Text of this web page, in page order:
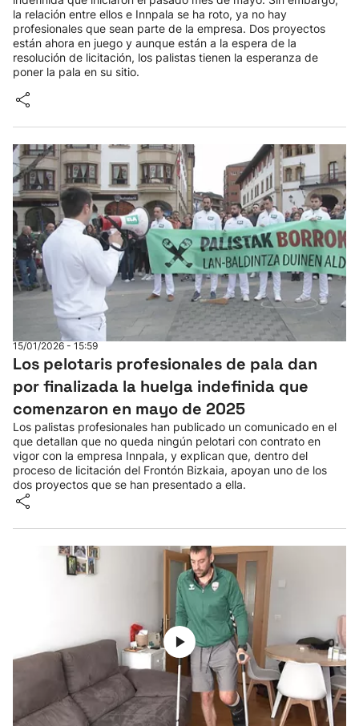
la relación entre ellos e Innpala se ha roto, ya no hay
profesionales que sean parte de la empresa. Dos proyectos
están ahora en juego y aunque están a la espera de la
resolución de licitación, los palistas tienen la esperanza de
poner la pala en su sitio.
15/01/2026 - 15:59
Los pelotaris profesionales de pala dan
por finalizada la huelga indefinida que
comenzaron en mayo de 2025
Los palistas profesionales han publicado un comunicado en el
que detallan que no queda ningún pelotari con contrato en
vigor con la empresa Innpala, y explican que, dentro del
proceso de licitación del Frontón Bizkaia, apoyan uno de los
dos proyectos que se han presentado a ella.